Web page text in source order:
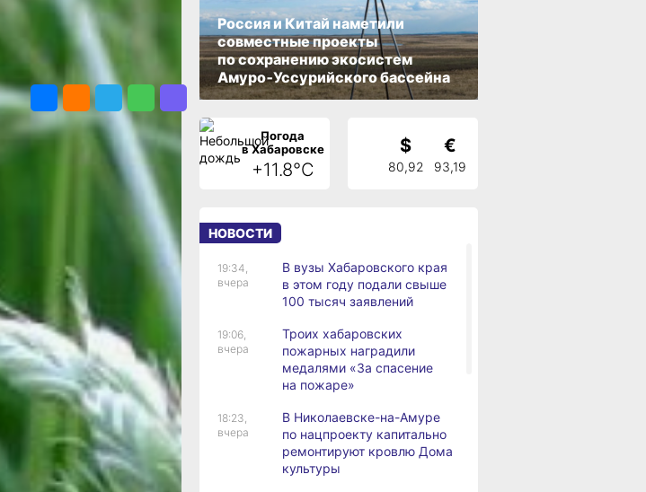
23 мая 2014 г., 23:20
ПОДЕЛИТЬСЯ
Россия и Китай наметили
совместные проекты
по сохранению экосистем
Амуро‑Уссурийского бассейна
Погода
в Хабаровске
+11.8°C
$
80,92
€
93,19
НОВОСТИ
19:34,
вчера
В вузы Хабаровского края
в этом году подали свыше
100 тысяч заявлений
19:06,
вчера
Троих хабаровских
пожарных наградили
медалями «За спасение
на пожаре»
18:23,
вчера
В Николаевске-на-Амуре
по нацпроекту капитально
ремонтируют кровлю Дома
культуры